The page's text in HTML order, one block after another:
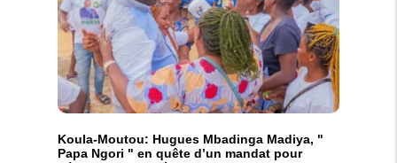
Koula-Moutou: Hugues Mbadinga Madiya, "
Papa Ngori " en quête d’un mandat pour